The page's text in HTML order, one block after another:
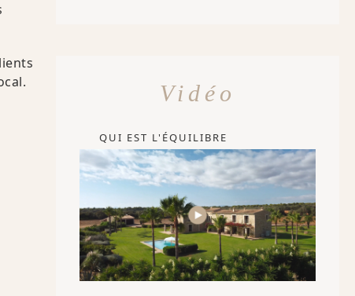
Vidéo
QUI EST L'ÉQUILIBRE